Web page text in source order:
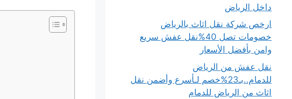
داخل الرياض
ارخص شركة نقل اثاث بالرياض
خصومات تصل 40%نقل عفش سريع
وامن بأفضل الأسعار
نقل عفش من الرياض
للدمام..بـ23%خصم لـأسرع وأضمن نقل
اثاث من الرياض للدمام